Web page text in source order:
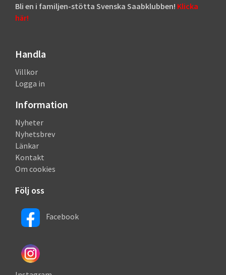
Bli en i familjen-stötta Svenska Saabklubben! Klicka
här!
Handla
Villkor
Logga in
Information
Nyheter
Nyhetsbrev
Länkar
Kontakt
Om cookies
Följ oss
Facebook